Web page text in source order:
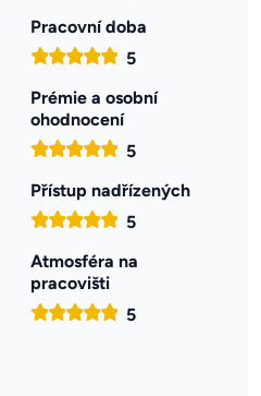
Pracovní doba
5
Prémie a osobní
ohodnocení
5
Přístup nadřízených
5
Atmosféra na
pracovišti
5